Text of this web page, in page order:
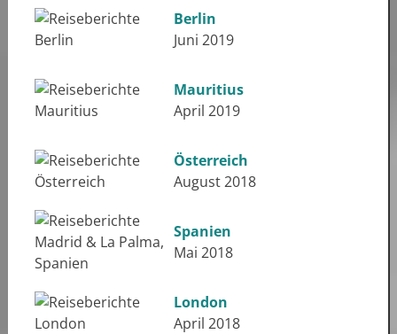
Berlin
Juni 2019
Mauritius
April 2019
Österreich
August 2018
Spanien
Mai 2018
London
April 2018